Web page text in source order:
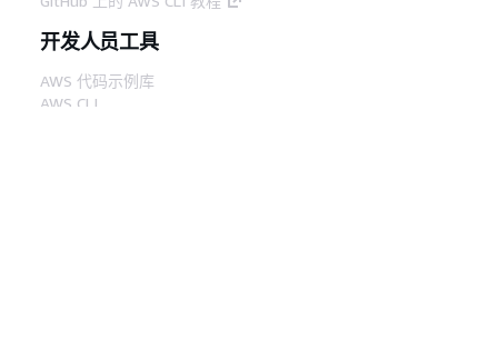
开发人员工具
AWS 代码示例库
AWS CLI